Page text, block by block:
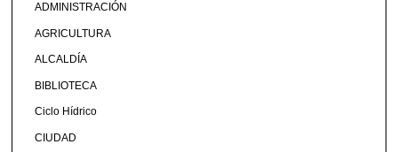
ADMINISTRACIÓN
AGRICULTURA
ALCALDÍA
BIBLIOTECA
Ciclo Hídrico
CIUDAD